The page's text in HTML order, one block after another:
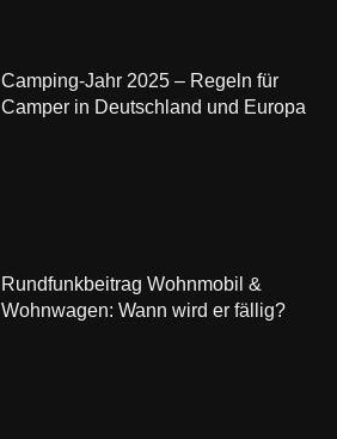
Camping-Jahr 2025 – Regeln für
Camper in Deutschland und Europa
Rundfunkbeitrag Wohnmobil &
Wohnwagen: Wann wird er fällig?